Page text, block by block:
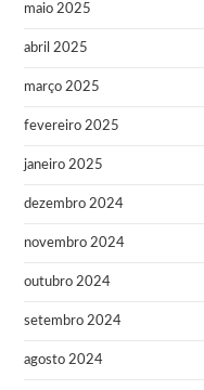
maio 2025
abril 2025
março 2025
fevereiro 2025
janeiro 2025
dezembro 2024
novembro 2024
outubro 2024
setembro 2024
agosto 2024